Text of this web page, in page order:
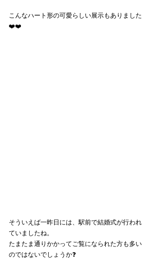
こんなハート形の可愛らしい展示もありました
❤️❤️
そういえば一昨日には、駅前で結婚式が行われ
ていましたね。
たまたま通りかかってご覧になられた方も多い
のではないでしょうか❓